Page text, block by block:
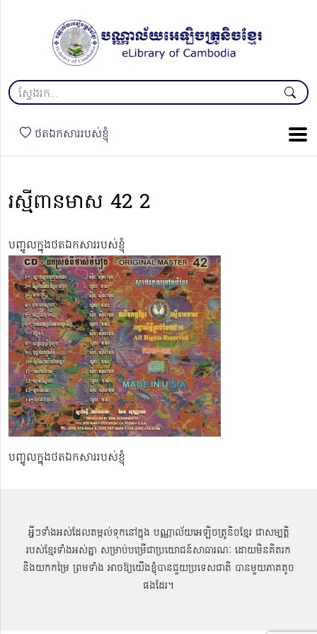
ថតឯកសាររបស់ខ្ញុំ
រស្មីពានមាស 42 2
បញ្ចូលក្នុងថតឯកសាររបស់ខ្ញុំ
បញ្ចូលក្នុងថតឯកសាររបស់ខ្ញុំ
អ្វីៗទាំងអស់ដែលតម្កល់ទុកនៅក្នុង បណ្ណាល័យអេឡិចត្រូនិចខ្មែរ ជាសម្បតិ្ត
របស់ខ្មែរទាំងអស់គ្នា សម្រាប់បម្រើជាប្រយោជន៍សាធារណៈ ដោយមិនគិតរក
និងយកកម្រៃ ព្រមទាំង អាចឱ្យយើងខ្ញុំបានជួយប្រទេសជាតិ បានមួយភាគតូច
ផងដែរ។